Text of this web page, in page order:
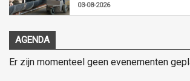
03-08-2026
AGENDA
Er zijn momenteel geen evenementen